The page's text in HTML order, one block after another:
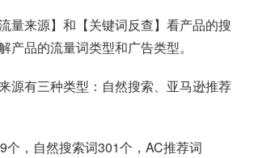
量来源】和【关键词反查】看产品的搜
产品的流量词类型和广告类型。
源有三种类型：自然搜索、亚马逊推荐
个，自然搜索词301个，AC推荐词